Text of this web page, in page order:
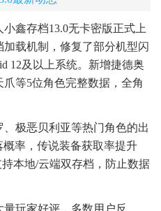
小鑫存档13.0无卡密版正式上
载机制，修复了部分机型闪
12及以上系统。新增捷德奥
等5位角色完整数据，全角
、极恶贝利亚等热门角色的出
率，传说装备获取率提升
本地/云端双存档，防止数据
量玩家好评，多数用户反